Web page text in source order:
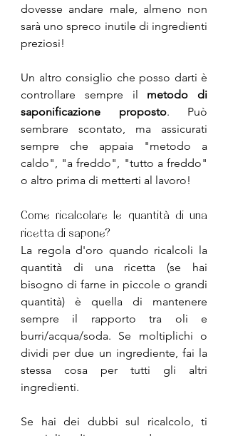
dovesse andare male, almeno non
sarà uno spreco inutile di ingredienti
preziosi!
Un altro consiglio che posso darti è
controllare sempre il metodo di
saponificazione proposto. Può
sembrare scontato, ma assicurati
sempre che appaia "metodo a
caldo", "a freddo", "tutto a freddo"
o altro prima di metterti al lavoro!
Come ricalcolare le quantità di una
ricetta di sapone?
La regola d'oro quando ricalcoli la
quantità di una ricetta (se hai
bisogno di farne in piccole o grandi
quantità) è quella di mantenere
sempre il rapporto tra oli e
burri/acqua/soda. Se moltiplichi o
dividi per due un ingrediente, fai la
stessa cosa per tutti gli altri
ingredienti.
Se hai dei dubbi sul ricalcolo, ti